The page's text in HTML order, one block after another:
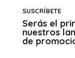
SUSCRÍBETE
Serás el
nuestros
de